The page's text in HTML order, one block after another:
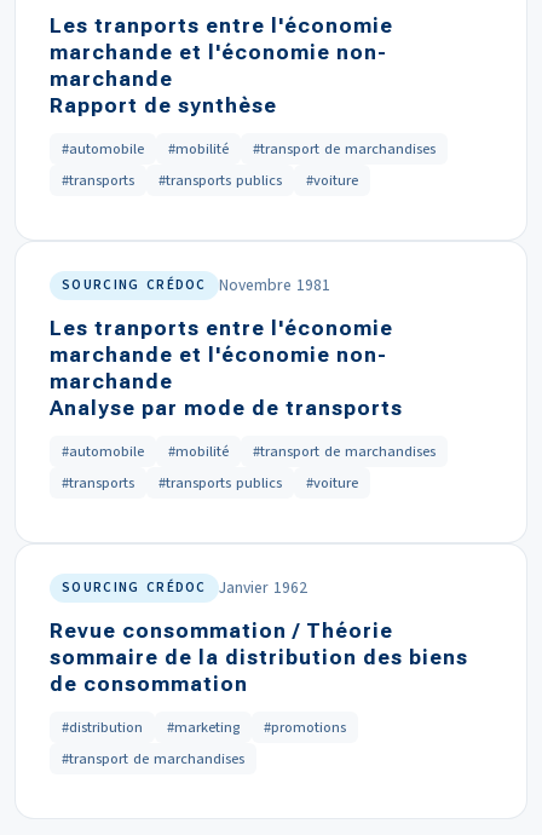
Les tranports entre l'économie
marchande et l'économie non-
marchande
Rapport de synthèse
#automobile #mobilité
#transport de marchandises
#transports
#transports publics #voiture
SOURCING CRÉDOC Novembre 1981
Les tranports entre l'économie
marchande et l'économie non-
marchande
Analyse par mode de transports
#automobile #mobilité
#transport de marchandises
#transports
#transports publics #voiture
SOURCING CRÉDOC Janvier 1962
Revue consommation / Théorie
sommaire de la distribution des biens
de consommation
#distribution #marketing
#promotions
#transport de marchandises